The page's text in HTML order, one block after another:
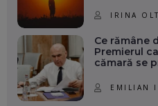
IRINA
Ce rămâne
Premierul
cămară se
EMILIAN